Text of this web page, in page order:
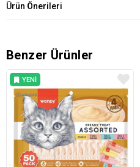
Ürün Önerileri
Benzer Ürünler
YENI
ÜRÜN